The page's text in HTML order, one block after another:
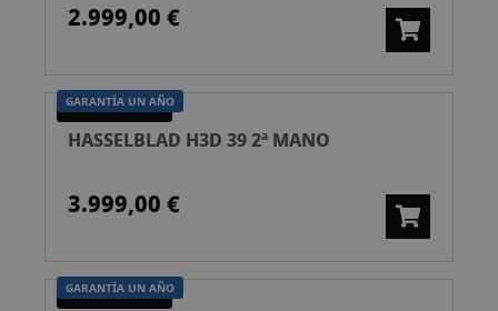
2.999,00 €
GARANTÍA UN AÑO
SEGUNDA MANO
HASSELBLAD H3D 39 2ª MANO
3.999,00 €
GARANTÍA UN AÑO
SEGUNDA MANO